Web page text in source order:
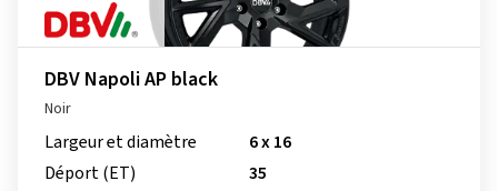
DBV Napoli AP black
Noir
Largeur et diamètre
6 x 16
Déport (ET)
35